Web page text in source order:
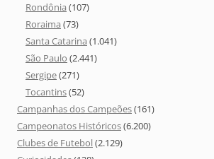
Rondônia (107)
Roraima (73)
Santa Catarina (1.041)
São Paulo (2.441)
Sergipe(271)
Tocantins(52)
Campanhas dos Campeões(161)
Campeonatos Históricos(6.200)
Clubes de Futebol(2.129)